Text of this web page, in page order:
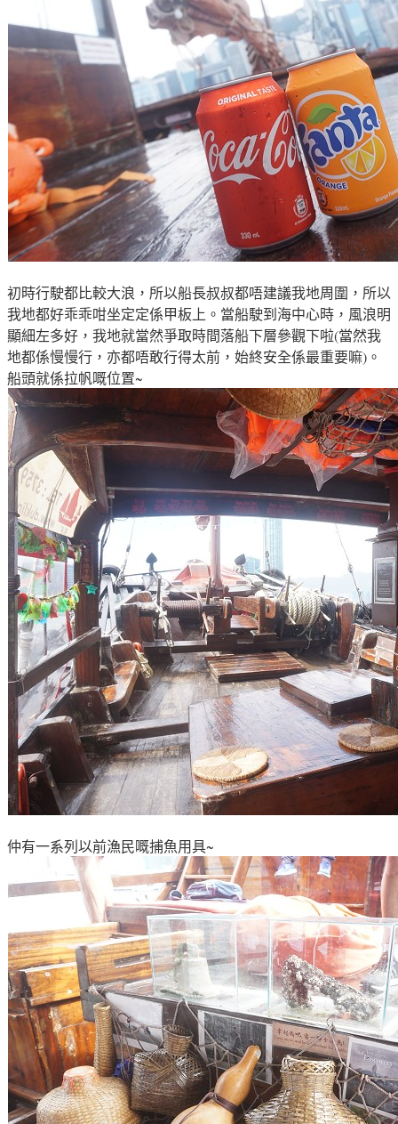
初時行駛都比較大浪，所以船長叔叔都唔建議我地周圍 ，所以
我地都好乖乖咁坐定定係甲板上 。當船駛到海中心時 ，風浪明
顯細左多好 ，我地就當然爭取時間落船下層參觀下啦(當然我
地都係慢慢行 ，亦都唔敢行得太前 ，始終安全係最重要嘛) 。
船頭就係拉帆嘅位置~
仲有一系列以前漁民嘅捕魚用具~